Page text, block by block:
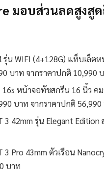
มอบส่วนลดสูงสู
รุ่น WIFI (4+128G) แท็บเล็
บาท จากราคาปกติ 10,990
16s หน้าจอทัชสกรีน 16 นิ้ว
บาท จากราคาปกติ
3 42mm รุ่น Elegant
3 Pro 43mm ตัวเรือน
บาท